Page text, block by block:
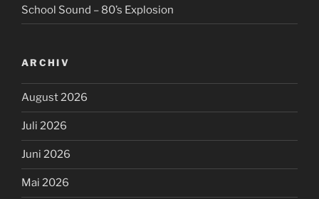
School Sound – 80’s Explosion
ARCHIV
August 2026
Juli 2026
Juni 2026
Mai 2026